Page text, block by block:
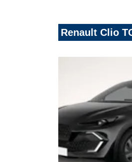
Renault Clio